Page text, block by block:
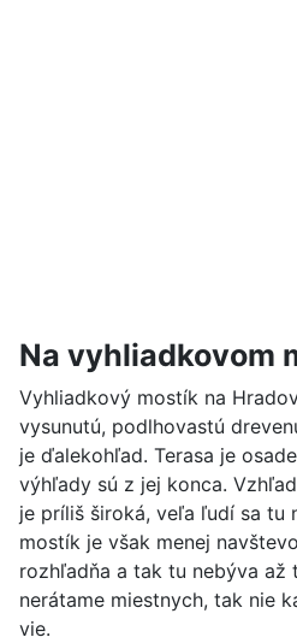
Na vyhliadkovom
Vyhliadkový mostík na
vysunutú, podlhovastú
je ďalekohľad. Terasa je
výhľady sú z jej konca.
je príliš široká, veľa ľudí sa tu
mostík je však menej
rozhľadňa a tak tu nebýva až
nerátame miestnych, tak nie
vie.